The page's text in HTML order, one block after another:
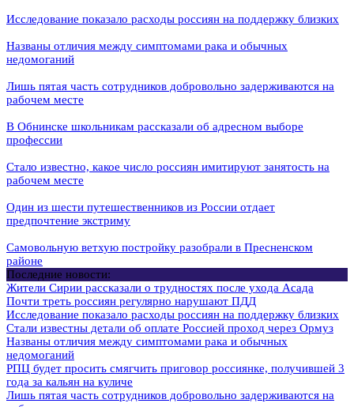
Исследование показало расходы россиян на поддержку близких
Названы отличия между симптомами рака и обычных
недомоганий
Лишь пятая часть сотрудников добровольно задерживаются на
рабочем месте
В Обнинске школьникам рассказали об адресном выборе
профессии
Стало известно, какое число россиян имитируют занятость на
рабочем месте
Один из шести путешественников из России отдает
предпочтение экстриму
Самовольную ветхую постройку разобрали в Пресненском
районе
Последние новости:
Жители Сирии рассказали о трудностях после ухода Асада
Почти треть россиян регулярно нарушают ПДД
Исследование показало расходы россиян на поддержку близких
Стали известны детали об оплате Россией проход через Ормуз
Названы отличия между симптомами рака и обычных
недомоганий
РПЦ будет просить смягчить приговор россиянке, получившей 3
года за кальян на куличе
Лишь пятая часть сотрудников добровольно задерживаются на